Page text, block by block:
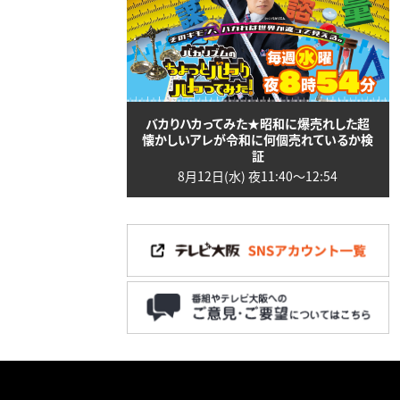
バカりハカってみた★昭和に爆売れした超
懐かしいアレが令和に何個売れているか検
証
8月12日(水) 夜11:40〜12:54